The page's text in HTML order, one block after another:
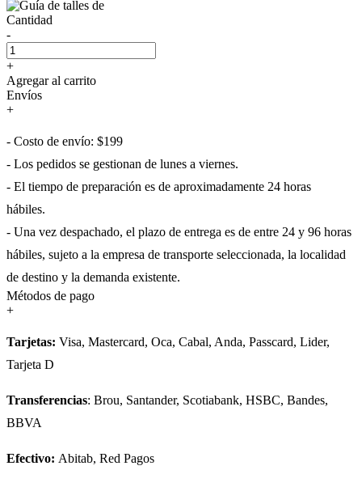
Cantidad
-
+
Agregar al carrito
Envíos
+
- Costo de envío: $199
- Los pedidos se gestionan de lunes a viernes.
- El tiempo de preparación es de aproximadamente 24 horas
hábiles.
- Una vez despachado, el plazo de entrega es de entre 24 y 96 horas
hábiles, sujeto a la empresa de transporte seleccionada, la localidad
de destino y la demanda existente.
Métodos de pago
+
Tarjetas: Visa, Mastercard, Oca, Cabal, Anda, Passcard, Lider,
Tarjeta D
Transferencias: Brou, Santander, Scotiabank, HSBC, Bandes,
BBVA
Efectivo: Abitab, Red Pagos